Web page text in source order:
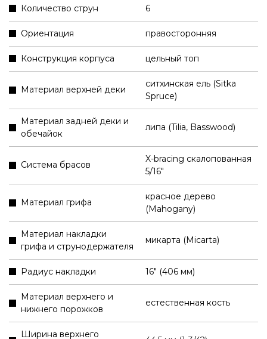
Количество струн 6
Ориентация правосторонняя
Конструкция корпуса цельный топ
Материал верхней деки
ситхинская ель (Sitka
Spruce)
Материал задней деки и
обечайок
липа (Tilia, Basswood)
Система брасов
X-bracing скалопованная
5/16"
Материал грифа
красное дерево
(Mahogany)
Материал накладки
грифа и струнодержателя
микарта (Micarta)
Радиус накладки 16" (406 мм)
Материал верхнего и
нижнего порожков
естественная кость
Ширина верхнего